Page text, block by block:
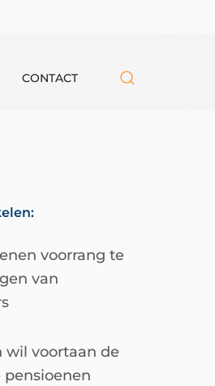
CONTACT
voorrang te
van
wil voortaan de
pensioenen